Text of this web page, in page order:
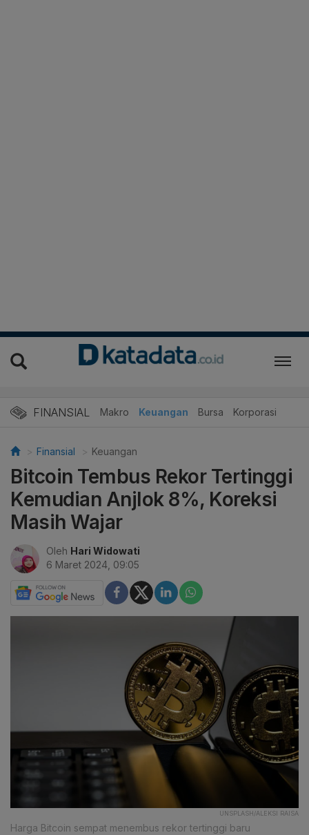
FINANSIAL Makro Keuangan Bursa Korporasi
Finansial Keuangan
Bitcoin Tembus Rekor Tertinggi
Kemudian Anjlok 8%, Koreksi
Masih Wajar
Oleh Hari Widowati
6 Maret 2024, 09:05
UNSPLASH/ALEKSI RAISA
Harga Bitcoin sempat menembus rekor tertinggi baru